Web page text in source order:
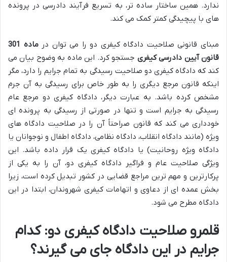
ندارد. همین ساختار ساده تر، به تسریع فرآیند دادرسی در پرونده
های با پیچیدگی کمتر کمک می کند.
مبنای قانونی صلاحیت دادگاه کیفری دو را می توان در
ماده 301
قانون آیین دادرسی کیفری جستجو کرد. این ماده به وضوح بیان می
کند که دادگاه کیفری دو صلاحیت رسیدگی به تمام جرایم را دارد، مگر
اینکه قانون مرجع دیگری را به طور خاص برای رسیدگی به آن جرم
مشخص کرده باشد. به عبارت دیگر، دادگاه کیفری دو مرجع عام
رسیدگی به جرایم است و تنها در صورتی از رسیدگی به پرونده ای
خودداری می کند که قانون صراحتاً آن را در صلاحیت دادگاه های
ویژه (مانند دادگاه انقلاب، دادگاه نظامی، دادگاه اطفال و نوجوانان یا
دادگاه ویژه روحانیت) یا دادگاه کیفری یک قرار داده باشد. این
ویژگی صلاحیت عام و فراگیر دادگاه کیفری دو، آن را به یکی از
پرکارترین و مهم ترین مراجع قضایی در کشور تبدیل کرده است، زیرا
بخش عمده ای از دعاوی و اتهامات کیفری شهروندان، ابتدا در این
دادگاه مطرح می شود.
قلمرو صلاحیت دادگاه کیفری دو: کدام
جرایم در این دادگاه جای می گیرند؟